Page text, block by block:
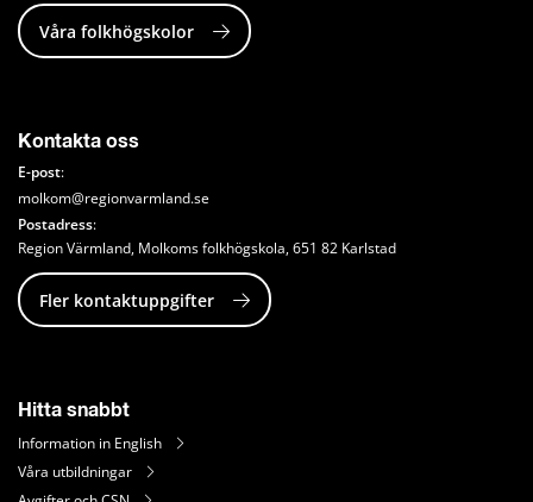
Våra folkhögskolor
Kontakta oss
E-post:
molkom@regionvarmland.se
Postadress:
Region Värmland, Molkoms folkhögskola, 651 82 Karlstad
Fler kontaktuppgifter
Hitta snabbt
Information in English
Våra utbildningar